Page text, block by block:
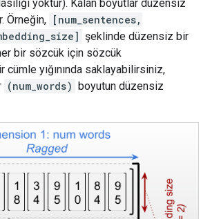
yoktur). Kalan boyutlar düzensiz
Örneğin, [num_sentences,
şeklinde düzensiz bir
bir sözcük için sözcük
yığınında saklayabilirsiniz,
(num_words) boyutun düzensiz